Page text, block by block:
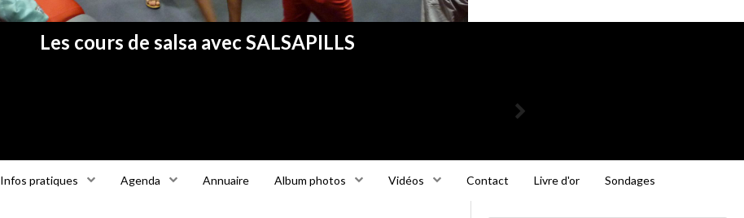
Les cours de salsa avec SALSAPILLS
Infos pratiques Agenda Annuaire Album photos Vidéos Contact Livre d'or Sondages